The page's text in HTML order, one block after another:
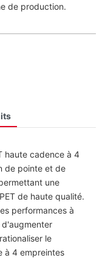
de production.
haute cadence à 4
de pointe et de
une
de haute qualité.
performances à
le
à 4 empreintes